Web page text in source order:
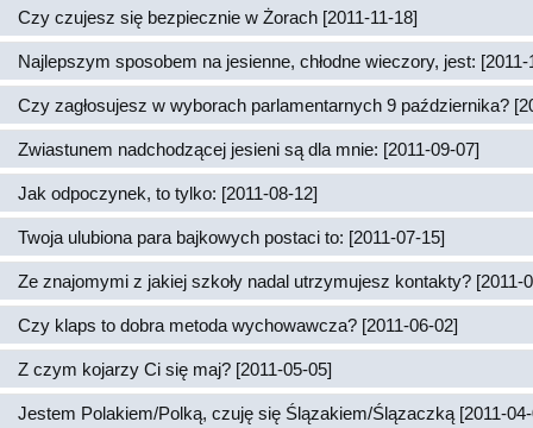
Czy czujesz się bezpiecznie w Żorach [2011-11-18]
Najlepszym sposobem na jesienne, chłodne wieczory, jest: [2011-
Czy zagłosujesz w wyborach parlamentarnych 9 października?
Zwiastunem nadchodzącej jesieni są dla mnie: [2011-09-07]
Jak odpoczynek, to tylko: [2011-08-12]
Twoja ulubiona para bajkowych postaci to: [2011-07-15]
Ze znajomymi z jakiej szkoły nadal utrzymujesz kontakty? [2011-
Czy klaps to dobra metoda wychowawcza? [2011-06-02]
Z czym kojarzy Ci się maj? [2011-05-05]
Jestem Polakiem/Polką, czuję się Ślązakiem/Ślązaczką [2011-